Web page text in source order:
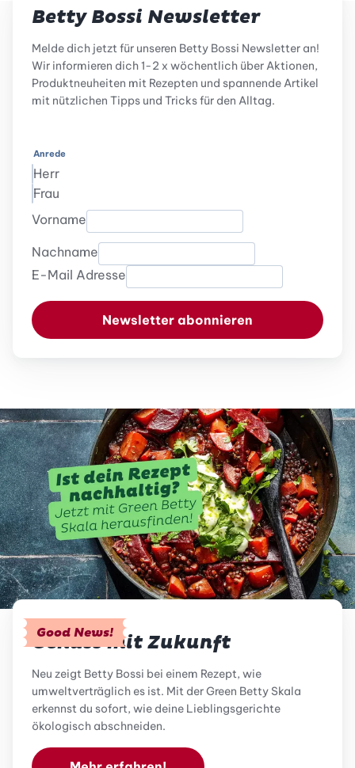
Betty Bossi Newsletter
Melde dich jetzt für unseren Betty Bossi Newsletter an!
Wir informieren dich 1-2 x wöchentlich über Aktionen,
Produktneuheiten mit Rezepten und spannende Artikel
mit nützlichen Tipps und Tricks für den Alltag.
Anrede
Herr
Frau
Vorname
Nachname
E-Mail Adresse
Newsletter abonnieren
Good News!
Genuss mit Zukunft
Neu zeigt Betty Bossi bei einem Rezept, wie
umweltverträglich es ist. Mit der Green Betty Skala
erkennst du sofort, wie deine Lieblingsgerichte
ökologisch abschneiden.